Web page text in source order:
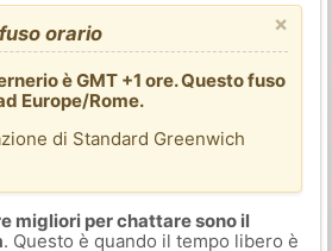
×
orario
è GMT +1 ore. Questo fuso
Europe/Rome.
di Standard Greenwich
migliori per chattare sono il
. Questo è quando il tempo libero è